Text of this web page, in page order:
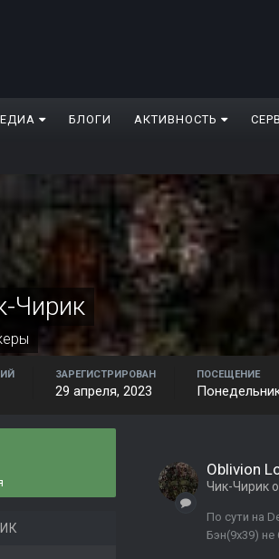
БЛОГИ АКТИВНОСТЬ
Чирик
ЗАРЕГИСТРИРОВАН
29 апреля, 2023
ПОСЕЩЕНИЕ
Oblivion
Чик-Чирик
По сути на
Бэн(9x39) не